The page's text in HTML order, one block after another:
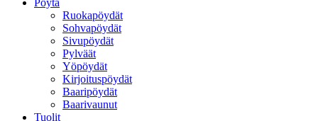
Pöytä
Ruokapöydät
Sohvapöydät
Sivupöydät
Pylväät
Yöpöydät
Kirjoituspöydät
Baaripöydät
Baarivaunut
Tuolit